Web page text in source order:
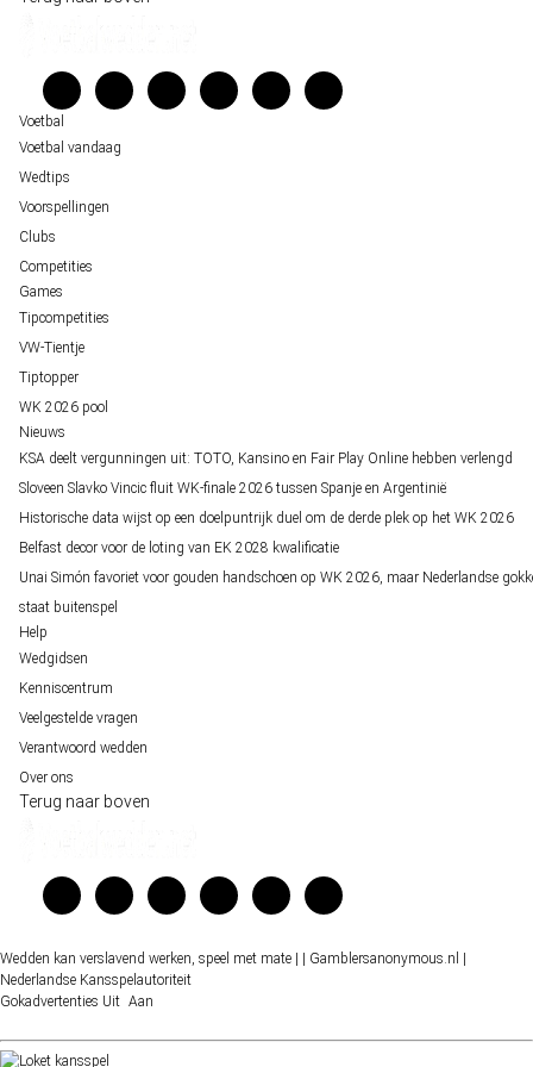
Belfast decor voor de loting van EK 2028 kwalificatie
Verantwoord wedden
Over ons
Voetbal
Voetbal vandaag
Wedtips
Voorspellingen
Clubs
Competities
Games
Tipcompetities
VW-Tientje
Tiptopper
WK 2026 pool
Nieuws
KSA deelt vergunningen uit: TOTO, Kansino en Fair Play Online hebben verlengd
Sloveen Slavko Vincic fluit WK-finale 2026 tussen Spanje en Argentinië
Historische data wijst op een doelpuntrijk duel om de derde plek op het WK 2026
Belfast decor voor de loting van EK 2028 kwalificatie
Unai Simón favoriet voor gouden handschoen op WK 2026, maar Nederlandse
staat buitenspel
Help
Wedgidsen
Kenniscentrum
Veelgestelde vragen
Verantwoord wedden
Over ons
Terug naar boven
Wedden kan verslavend werken, speel met mate | | Gamblersanonymous.nl
Nederlandse Kansspelautoriteit
Gokadvertenties Uit Aan